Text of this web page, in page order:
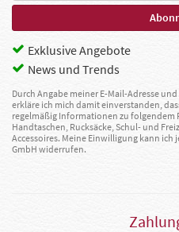
Exklusive Angebote
News und Trends
Durch Angabe meiner E-Mail-Adresse
erkläre ich mich damit einverstanden,
regelmäßig Informationen zu folgendem
Handtaschen, Rucksäcke, Schul- und
Accessoires. Meine Einwilligung kann
GmbH widerrufen.